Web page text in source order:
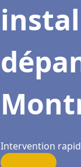
Intervention